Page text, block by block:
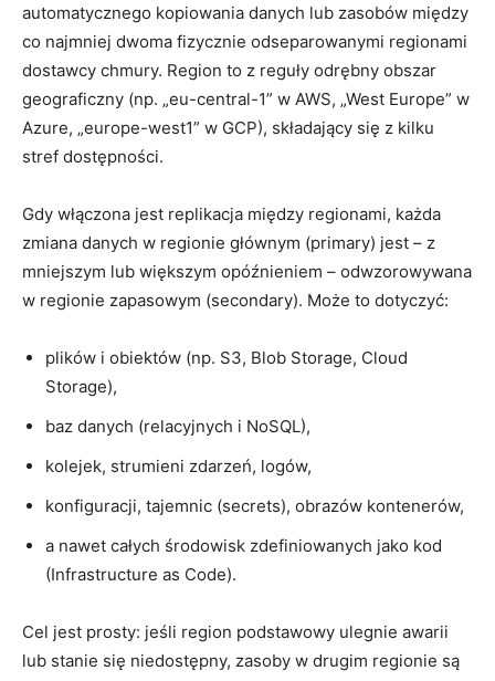
automatycznego kopiowania danych lub zasobów między
co najmniej dwoma fizycznie odseparowanymi regionami
dostawcy chmury. Region to z reguły odrębny obszar
geograficzny (np. „eu-central-1” w AWS, „West Europe” w
Azure, „europe-west1” w GCP), składający się z kilku
stref dostępności.
Gdy włączona jest replikacja między regionami, każda
zmiana danych w regionie głównym (primary) jest – z
mniejszym lub większym opóźnieniem – odwzorowywana
w regionie zapasowym (secondary). Może to dotyczyć:
plików i obiektów (np. S3, Blob Storage, Cloud
Storage),
baz danych (relacyjnych i NoSQL),
kolejek, strumieni zdarzeń, logów,
konfiguracji, tajemnic (secrets), obrazów kontenerów,
a nawet całych środowisk zdefiniowanych jako kod
(Infrastructure as Code).
Cel jest prosty: jeśli region podstawowy ulegnie awarii
lub stanie się niedostępny, zasoby w drugim regionie są